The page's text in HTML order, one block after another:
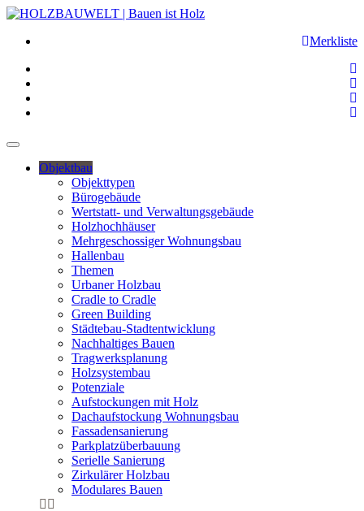
Merkliste
Objektbau
Objekttypen
Bürogebäude
Wertstatt- und Verwaltungsgebäude
Holzhochhäuser
Mehrgeschossiger Wohnungsbau
Hallenbau
Themen
Urbaner Holzbau
Cradle to Cradle
Green Building
Städtebau-Stadtentwicklung
Nachhaltiges Bauen
Tragwerksplanung
Holzsystembau
Potenziale
Aufstockungen mit Holz
Dachaufstockung Wohnungsbau
Fassadensanierung
Parkplatzüberbauung
Serielle Sanierung
Zirkulärer Holzbau
Modulares Bauen